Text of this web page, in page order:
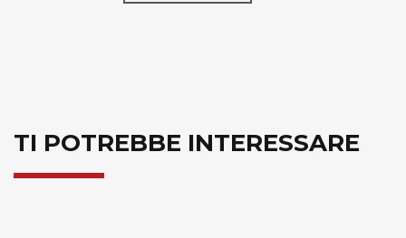
TI POTREBBE INTERESSARE